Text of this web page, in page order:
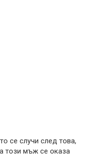
се случи след това,
този мъж се оказа